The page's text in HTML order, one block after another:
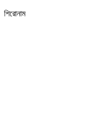
শিরোনাম